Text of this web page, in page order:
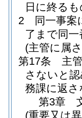
日に終る
2
同一事
了まで同
(主管に属
第17条
主
さないと
務課に返
第3章
(重要又は